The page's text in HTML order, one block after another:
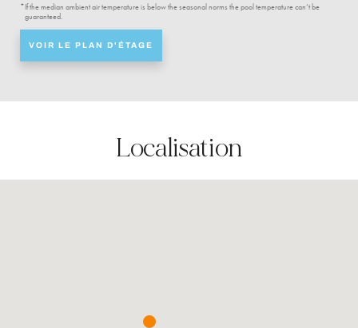
*If the median ambient air temperature is below the seasonal norms the pool temperature can’t be
guaranteed.
VOIR LE PLAN D'ÉTAGE
Localisation